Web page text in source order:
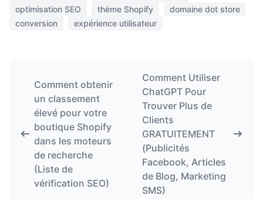
optimisation SEO
thème Shopify
domaine dot store
conversion
expérience utilisateur
Comment obtenir
un classement
élevé pour votre
boutique Shopify
dans les moteurs
de recherche
(Liste de
vérification SEO)
Comment Utiliser
ChatGPT Pour
Trouver Plus de
Clients
GRATUITEMENT
(Publicités
Facebook, Articles
de Blog, Marketing
SMS)